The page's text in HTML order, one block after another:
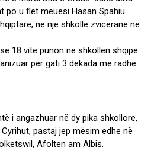
po u flet mëuesi Hasan Spahiu
në një shkollë zvicerane në
18 vite punon në shkollën shqipe
për gati 3 dekada me radhë
i angazhuar në dy pika shkollore,
pastaj jep mësim edhe në
Afolten am Albis.